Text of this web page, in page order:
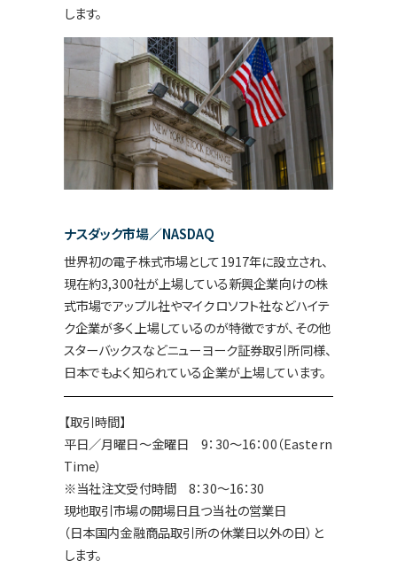
します。
ナスダック市場／NASDAQ
世界初の電子株式市場として1917年に設立され、
現在約3,300社が上場している新興企業向けの株
式市場でアップル社やマイクロソフト社などハイテ
ク企業が多く上場しているのが特徴ですが、その他
スターバックスなどニューヨーク証券取引所同様、
日本でもよく知られている企業が上場しています。
【取引時間】
平日／月曜日～金曜日 9：30～16：00（Eastern
Time）
※当社注文受付時間 8：30～16：30
現地取引市場の開場日且つ当社の営業日
（日本国内金融商品取引所の休業日以外の日）と
します。